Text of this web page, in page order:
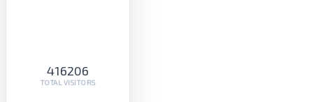
416206
TOTAL VISITORS